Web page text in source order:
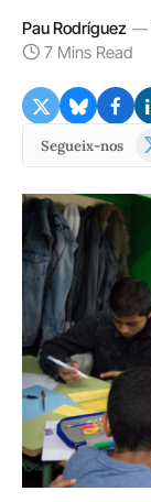
Pau Rodríguez
7 Mins Read
Segueix-nos
X